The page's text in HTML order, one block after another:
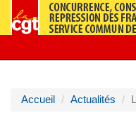
Accueil Actualités